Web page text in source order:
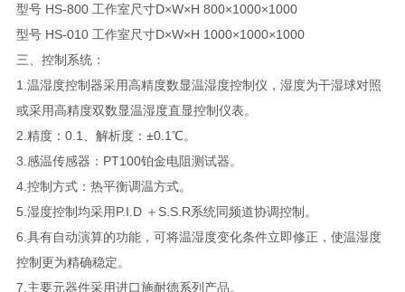
型号 HS-800 工作室尺寸D×W×H 800×1000×1000
型号 HS-010 工作室尺寸D×W×H 1000×1000×1000
三、控制系统：
1.温湿度控制器采用高精度数显温湿度控制仪，湿度为干湿球对照
或采用高精度双数显温湿度直显控制仪表。
2.精度：0.1、解析度：±0.1℃。
3.感温传感器：PT100铂金电阻测试器。
4.控制方式：热平衡调温方式。
5.湿度控制均采用P.I.D ＋S.S.R系统同频道协调控制。
6.具有自动演算的功能，可将温湿度变化条件立即修正，使温湿度
控制更为精确稳定。
7.主要元器件采用进口施耐德系列产品。